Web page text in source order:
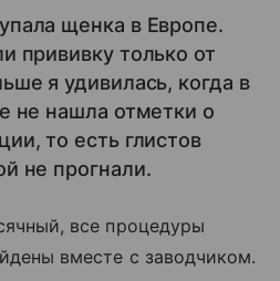
щенка в Европе.
прививку только от
я удивилась, когда в
не нашла отметки о
то есть глистов
не прогнали.
все процедуры
вместе с заводчиком.